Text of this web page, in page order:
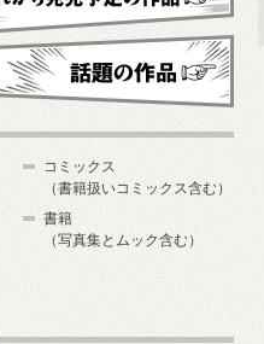
ら発売予定
コミックス
（書籍扱いコミックス含む）
書籍
（写真集とムック含む）